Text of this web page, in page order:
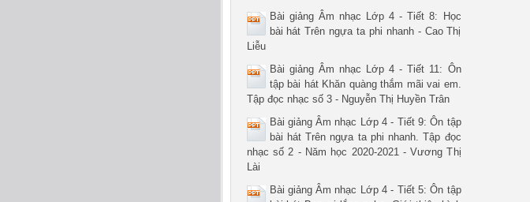
Bài giảng Âm nhạc Lớp 4 - Tiết 8: Học
bài hát Trên ngựa ta phi nhanh - Cao Thị
Liễu
Bài giảng Âm nhạc Lớp 4 - Tiết 11: Ôn
tập bài hát Khăn quàng thắm mãi vai em.
Tập đọc nhạc số 3 - Nguyễn Thị Huyền Trân
Bài giảng Âm nhạc Lớp 4 - Tiết 9: Ôn tập
bài hát Trên ngựa ta phi nhanh. Tập đọc
nhạc số 2 - Năm học 2020-2021 - Vương Thị
Lài
Bài giảng Âm nhạc Lớp 4 - Tiết 5: Ôn tập